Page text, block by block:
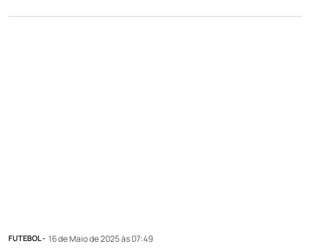
FUTEBOL - 16 de Maio de 2025 às 07:49